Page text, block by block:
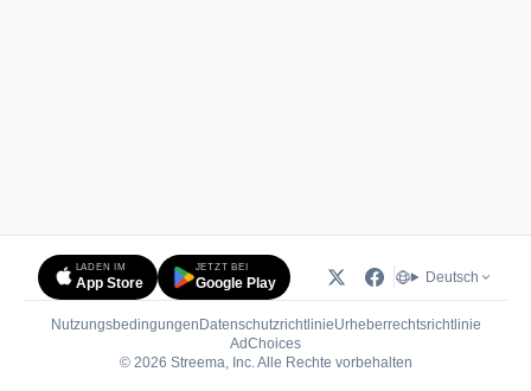
LADEN IM
App Store
JETZT BEI
Google Play Deutsch
Nutzungsbedingungen DatenschutzrichtlinieUrheberrechtsrichtlinie
AdChoices(öffnet in neuem Tab)
© 2026 Streema, Inc. Alle Rechte vorbehalten